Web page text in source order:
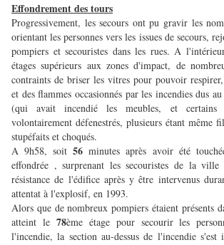
Effondrement des tours
Progressivement, les secours ont pu gravir les
orientant les personnes vers les issues de secours,
pompiers et secouristes dans les rues. A
étages supérieurs aux zones d'impact, de
contraints de briser les vitres pour pouvoir
et des flammes occasionnés par les incendies dus
(qui avait incendié les meubles, et certains
volontairement défenestrés, plusieurs étant même
stupéfaits et choqués.
A 9h58, soit56minutes après avoir été
effondrée , surprenant les secouristes de la ville
résistance de l'édifice après y être intervenus
attentat à l'explosif, en 1993.
Alors que de nombreux pompiers étaient présents
atteint le 78ème étage pour secourir les
l'incendie, la section au-dessus de l'incendie s'est